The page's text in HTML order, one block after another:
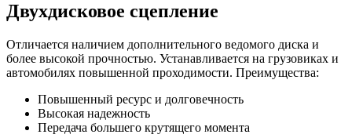
Двухдисковое сцепление
Отличается наличием дополнительного ведомого диска и
более высокой прочностью. Устанавливается на грузовиках и
автомобилях повышенной проходимости. Преимущества:
Повышенный ресурс и долговечность
Высокая надежность
Передача большего крутящего момента